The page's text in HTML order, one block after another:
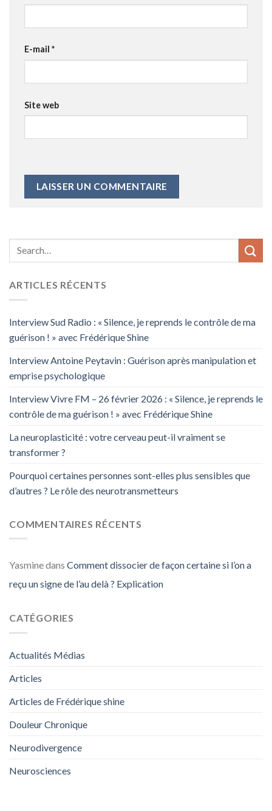
E-mail *
Site web
ARTICLES RÉCENTS
Interview Sud Radio : « Silence, je reprends le contrôle de ma
guérison ! » avec Frédérique Shine
Interview Antoine Peytavin : Guérison après manipulation et
emprise psychologique
Interview Vivre FM – 26 février 2026 : « Silence, je reprends le
contrôle de ma guérison ! » avec Frédérique Shine
La neuroplasticité : votre cerveau peut-il vraiment se
transformer ?
Pourquoi certaines personnes sont-elles plus sensibles que
d’autres ? Le rôle des neurotransmetteurs
COMMENTAIRES RÉCENTS
Yasminedans Comment dissocier de façon certaine si l’on a
reçu un signe de l’au delà ? Explication
CATÉGORIES
Actualités Médias
Articles
Articles de Frédérique shine
Douleur Chronique
Neurodivergence
Neurosciences